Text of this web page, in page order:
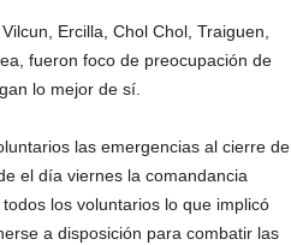
Ercilla, Chol Chol, Traiguen,
fueron foco de preocupación de
lo mejor de sí.
las emergencias al cierre de
el día viernes la comandancia
los voluntarios lo que implicó
a disposición para combatir las